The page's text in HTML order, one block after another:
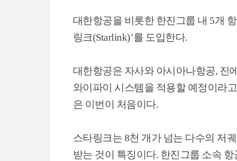
대한항공을 비롯한 한진그룹 내 5개
링크(Starlink)’를 도입한다.
대한항공은 자사와 아시아나항공, 진
와이파이 시스템을 적용할 예정이라
은 이번이 처음이다.
스타링크는 8천 개가 넘는 다수의 저
받는 것이 특징이다. 한진그룹 소속